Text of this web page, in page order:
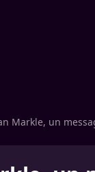
Markle, un